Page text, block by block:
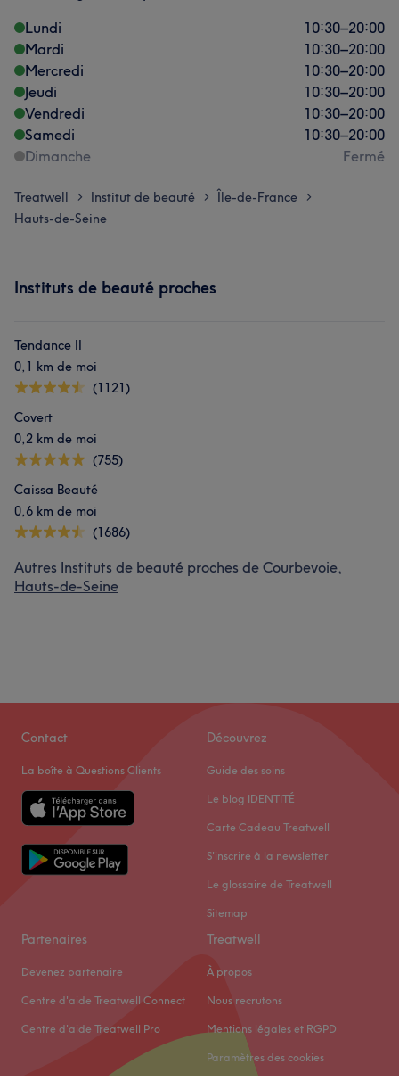
Lundi
10:30–20:00
Mardi
10:30–20:00
Mercredi
10:30–20:00
Jeudi
10:30–20:00
Vendredi
10:30–20:00
Samedi
10:30–20:00
Dimanche
Fermé
Treatwell > Institut de beauté > Île-de-France >
Hauts-de-Seine
Instituts de beauté proches
Tendance II
0,1 km de moi
(1121)
Covert
0,2 km de moi
(755)
Caissa Beauté
0,6 km de moi
(1686)
Autres Instituts de beauté proches de Courbevoie,
Hauts-de-Seine
Contact
La boîte à Questions Clients
Découvrez
Guide des soins
Le blog IDENTITÉ
Carte Cadeau Treatwell
S'inscrire à la newsletter
Le glossaire de Treatwell
Sitemap
Partenaires
Devenez partenaire
Centre d'aide Treatwell Connect
Centre d'aide Treatwell Pro
Treatwell
À propos
Nous recrutons
Mentions légales et RGPD
Paramètres des cookies